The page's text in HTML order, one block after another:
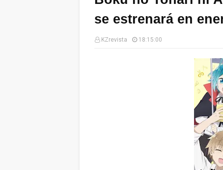
se estrenará en
KZrevista 18:15:00